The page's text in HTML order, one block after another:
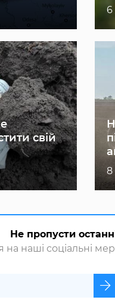
6
свій
8
Не пропусти
на наші соціальні